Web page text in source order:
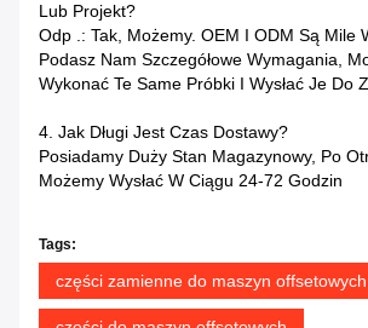
Lub Projekt?
Odp .: Tak, Możemy. OEM I ODM Są Mile
Podasz Nam Szczegółowe Wymagania,
Wykonać Te Same Próbki I Wysłać Je Do
4. Jak Długi Jest Czas Dostawy?
Posiadamy Duży Stan Magazynowy, Po
Możemy Wysłać W Ciągu 24-72 Godzin
Tags:
części zamienne do maszyn offsetowych